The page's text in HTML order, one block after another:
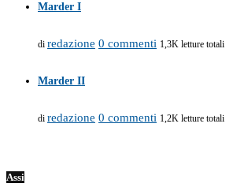
Marder I
di redazione 0 commenti 1,3K letture totali
Marder II
di redazione 0 commenti 1,2K letture totali
Assi